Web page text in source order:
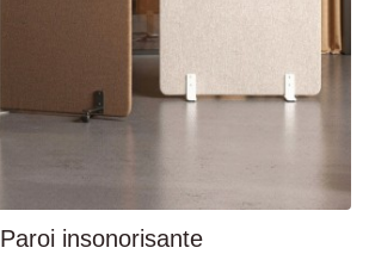
Paroi insonorisante